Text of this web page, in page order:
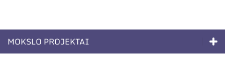
Darbuotojams
Nuorodos
Tarptautinė patarėjų taryba
Leidiniai
Darbuotojų kontaktai
MOKSLO PROJEKTAI